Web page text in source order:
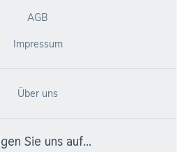
AGB
Impressum
Über uns
Sie uns auf...